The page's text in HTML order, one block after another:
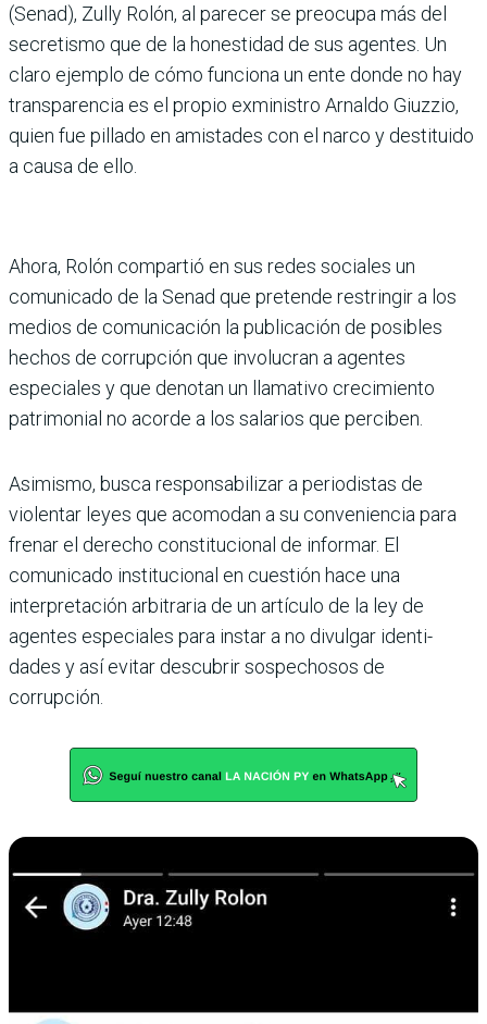
(Senad), Zully Rolón, al parecer se preocupa más del
secretismo que de la honestidad de sus agentes. Un
claro ejemplo de cómo funciona un ente donde no hay
transparencia es el propio exministro Arnaldo Giuzzio,
quien fue pillado en amistades con el narco y destituido
a causa de ello.
Ahora, Rolón compartió en sus redes sociales un
comunicado de la Senad que pretende restringir a los
medios de comunicación la publicación de posibles
hechos de corrupción que involucran a agentes
especiales y que denotan un llamativo crecimiento
patrimonial no acorde a los salarios que perciben.
Asimismo, busca responsabilizar a periodistas de
violentar leyes que acomodan a su conveniencia para
frenar el derecho constitucional de informar. El
comunicado institucio­nal en cuestión hace una
interpretación arbitraria de un artículo de la ley de
agentes especiales para instar a no divulgar identi­
dades y así evitar descubrir sospechosos de
corrupción.